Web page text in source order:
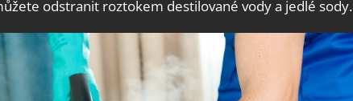
odstranit roztokem destilované vody a jedlé sody.